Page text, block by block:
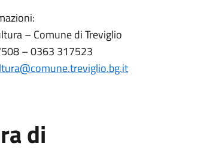
– Comune di Treviglio
– 0363 317523
di